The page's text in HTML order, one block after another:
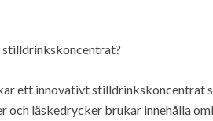
stilldrinkskoncentrat?
ett innovativt stilldrinkskoncentrat
och läskedrycker brukar innehålla